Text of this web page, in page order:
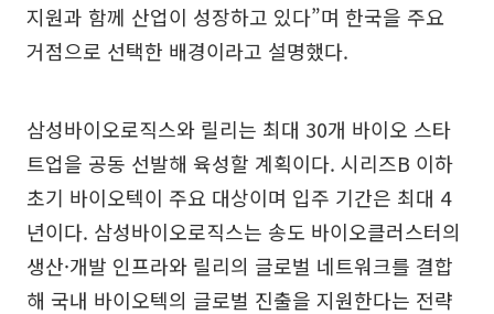
지원과 함께 산업이 성장하고 있다”며 한국을 주요
거점으로 선택한 배경이라고 설명했다.
삼성바이오로직스와 릴리는 최대 30개 바이오 스타
트업을 공동 선발해 육성할 계획이다. 시리즈B 이하
초기 바이오텍이 주요 대상이며 입주 기간은 최대 4
년이다. 삼성바이오로직스는 송도 바이오클러스터의
생산·개발 인프라와 릴리의 글로벌 네트워크를 결합
해 국내 바이오텍의 글로벌 진출을 지원한다는 전략